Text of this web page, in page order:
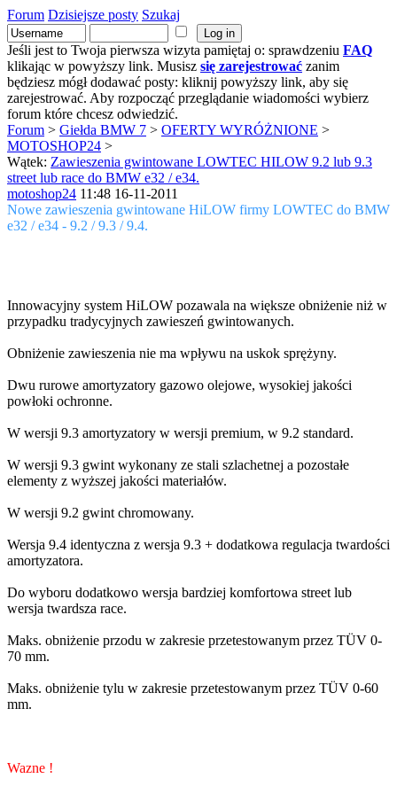
Forum Dzisiejsze posty Szukaj
Jeśli jest to Twoja pierwsza wizyta pamiętaj o: sprawdzeniu FAQ
klikając w powyższy link. Musisz się zarejestrować zanim
będziesz mógł dodawać posty: kliknij powyższy link, aby się
zarejestrować. Aby rozpocząć przeglądanie wiadomości wybierz
forum które chcesz odwiedzić.
Forum > Giełda BMW 7 > OFERTY WYRÓŻNIONE >
MOTOSHOP24 >
Wątek: Zawieszenia gwintowane LOWTEC HILOW 9.2 lub 9.3
street lub race do BMW e32 / e34.
motoshop24 11:48 16-11-2011
Nowe zawieszenia gwintowane HiLOW firmy LOWTEC do BMW
e32 / e34 - 9.2 / 9.3 / 9.4.
Innowacyjny system HiLOW pozawala na większe obniżenie niż w
przypadku tradycyjnych zawieszeń gwintowanych.
Obniżenie zawieszenia nie ma wpływu na uskok sprężyny.
Dwu rurowe amortyzatory gazowo olejowe, wysokiej jakości
powłoki ochronne.
W wersji 9.3 amortyzatory w wersji premium, w 9.2 standard.
W wersji 9.3 gwint wykonany ze stali szlachetnej a pozostałe
elementy z wyższej jakości materiałów.
W wersji 9.2 gwint chromowany.
Wersja 9.4 identyczna z wersja 9.3 + dodatkowa regulacja twardości
amortyzatora.
Do wyboru dodatkowo wersja bardziej komfortowa street lub
wersja twardsza race.
Maks. obniżenie przodu w zakresie przetestowanym przez TÜV 0-
70 mm.
Maks. obniżenie tylu w zakresie przetestowanym przez TÜV 0-60
mm.
Wazne !